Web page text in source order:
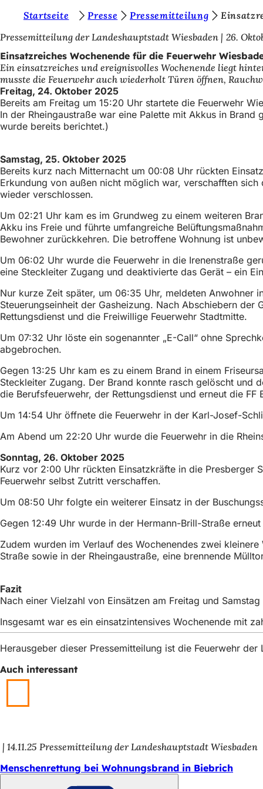
Inhalt anspringen
i
e
b
e
f
i
d
e
n
s
i
c
h
h
i
r
:
Startseite Presse Pressemitteilung
Pressemitteilung der Landeshauptstadt Wiesbaden
26.
Einsatzreiches Wochenende für die Feuerwehr
Ein einsatzreiches und ereignisvolles Wochenende liegt
musste die Feuerwehr auch wiederholt Türen öffnen,
Freitag, 24. Oktober 2025
Bereits am Freitag um 15:20 Uhr startete die Feuerwehr
In der Rheingaustraße war eine Palette mit Akkus in
wurde bereits berichtet.)
Samstag, 25. Oktober 2025
Bereits kurz nach Mitternacht um 00:08 Uhr rückten
Erkundung von außen nicht möglich war, verschafften
wieder verschlossen.
Um 02:21 Uhr kam es im Grundweg zu einem weiteren
Akku ins Freie und führte umfangreiche
Bewohner zurückkehren. Die betroffene Wohnung ist
Um 06:02 Uhr wurde die Feuerwehr in die Irenenstraße
eine Steckleiter Zugang und deaktivierte das Gerät – ein
Nur kurze Zeit später, um 06:35 Uhr, meldeten Anwohner
Steuerungseinheit der Gasheizung. Nach Abschiebern
Rettungsdienst und die Freiwillige Feuerwehr Stadtmitte.
Um 07:32 Uhr löste ein sogenannter „E-Call“ ohne
abgebrochen.
Gegen 13:25 Uhr kam es zu einem Brand in einem
Steckleiter Zugang. Der Brand konnte rasch gelöscht und
die Berufsfeuerwehr, der Rettungsdienst und erneut die FF
Um 14:54 Uhr öffnete die Feuerwehr in der Karl-Josef-
Am Abend um 22:20 Uhr wurde die Feuerwehr in die
Sonntag, 26. Oktober 2025
Kurz vor 2:00 Uhr rückten Einsatzkräfte in die Presberger
Feuerwehr selbst Zutritt verschaffen.
Um 08:50 Uhr folgte ein weiterer Einsatz in der
Gegen 12:49 Uhr wurde in der Hermann-Brill-Straße
Zudem wurden im Verlauf des Wochenendes zwei
Straße sowie in der Rheingaustraße, eine brennende
Fazit
Nach einer Vielzahl von Einsätzen am Freitag und
Insgesamt war es ein einsatzintensives Wochenende mit
Herausgeber dieser Pressemitteilung ist die Feuerwehr
Auch interessant
14.11.25 Pressemitteilung der Landeshauptstadt Wiesbaden
Menschenrettung bei Wohnungsbrand in Biebrich